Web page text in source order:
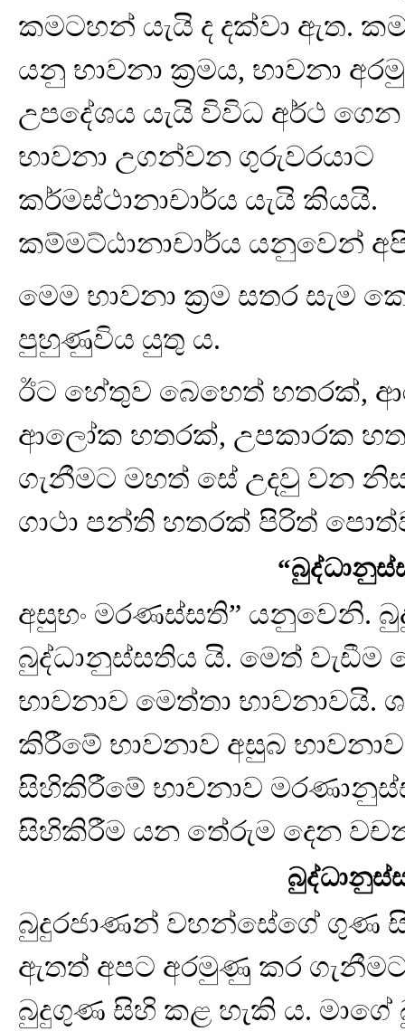
කමටහන් යැයි ද දක්වා ඇත.
යනු භාවනා ක්‍රමය, භාවනා
උපදේශය යැයි විවිධ අර්ථ ගෙන
භාවනා උගන්වන ගුරුවරයාට
කර්මස්ථානාචාර්ය යැයි කියයි.
කම්මට්ඨානාචාර්ය යනුවෙන්
මෙම භාවනා ක්‍රම සතර සැම
පුහුණුවිය යුතු ය.
ඊට හේතුව බෙහෙත් හතරක්,
ආලෝක හතරක්, උපකාරක
ගැනීමට මහත් සේ උදවු වන
ගාථා පන්ති හතරක් පිරිත්
අසුභං මරණස්සති” යනුවෙනි.
බුද්ධානුස්සතිය යි. මෙත්
භාවනාව මෙත්තා
කිරීමේ භාවනාව අසුබ
සිහිකිරීමේ භාවනාව
සිහිකිරීම යන තේරුම දෙන
බුදුරජාණන් වහන්සේගේ ගුණ
ඇතත් අපට අරමුණු කර
බුදුගුණ සිහි කළ හැකි ය.